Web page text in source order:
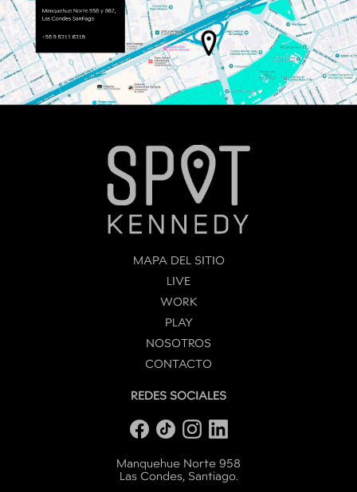
MAPA DEL SITIO
LIVE
WORK
PLAY
NOSOTROS
CONTACTO
REDES SOCIALES
Manquehue Norte 958
Las Condes, Santiago.